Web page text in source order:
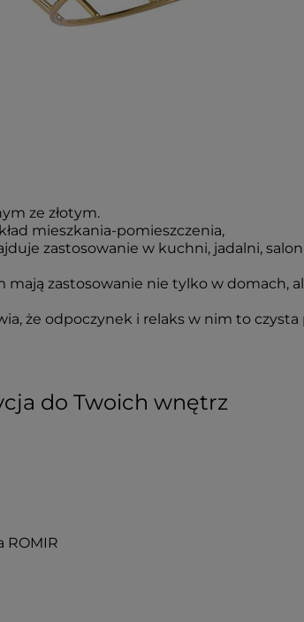
ze złotym.
mieszkania-pomieszczenia,
zastosowanie w kuchni, jadalni,
zastosowanie nie tylko w domach,
że odpoczynek i relaks w nim to czysta
do Twoich wnętrz
ROMIR